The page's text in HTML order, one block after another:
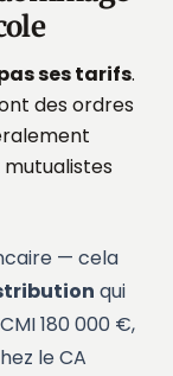
ses tarifs.
des ordres
mutualistes
— cela
qui
180 000 €,
le CA